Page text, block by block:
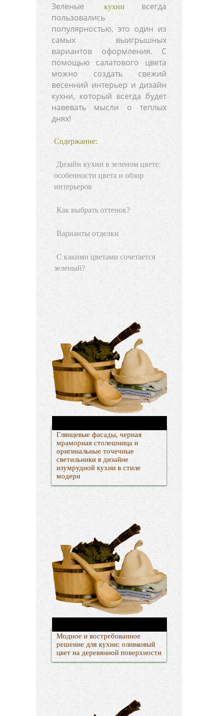
Зеленые кухнивсегда
пользовались
популярностью, это один из
самых выигрышных
вариантов оформления. С
помощью салатового цвета
можно создать свежий
весенний интерьер и дизайн
кухни, который всегда будет
навевать мысли о теплых
днях!
Содержание:
Дизайн кухни в зеленом цвете:
особенности цвета и обзор
интерьеров
Как выбрать оттенок?
Варианты отделки
С какими цветами сочетается
зеленый?
Глянцевые фасады, черная
мраморная столешница и
оригинальные точечные
светильники в дизайне
изумрудной кухни в стиле
модерн
Модное и востребованное
решение для кухни: оливковый
цвет на деревянной поверхности